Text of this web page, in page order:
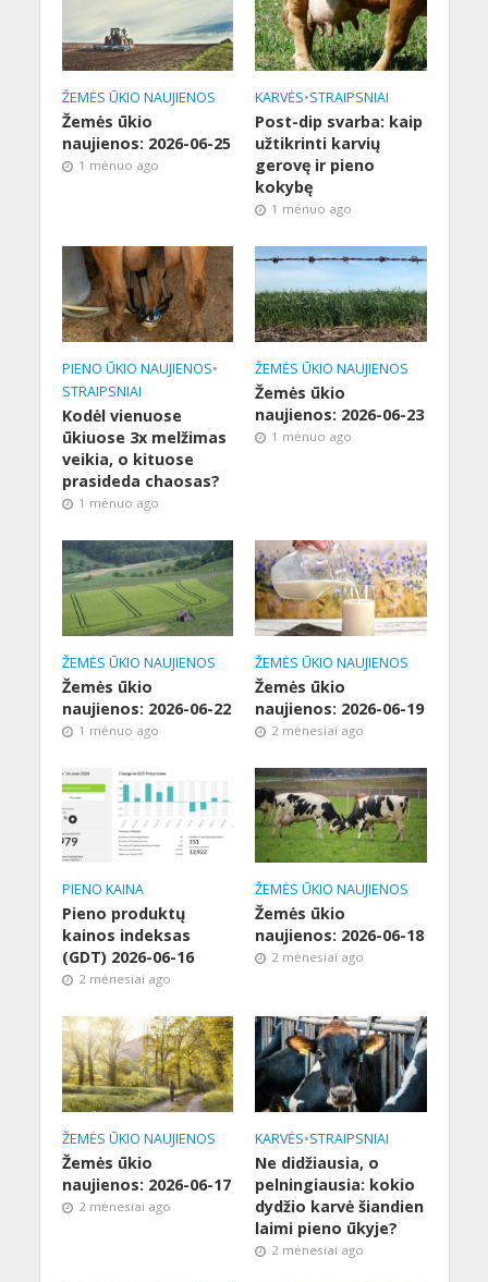
ŽEMĖS ŪKIO NAUJIENOS
Žemės ūkio
naujienos: 2026-06-25
1 mėnuo ago
KARVĖS•STRAIPSNIAI
Post-dip svarba: kaip
užtikrinti karvių
gerovę ir pieno
kokybę
1 mėnuo ago
PIENO ŪKIO NAUJIENOS•
STRAIPSNIAI
Kodėl vienuose
ūkiuose 3x melžimas
veikia, o kituose
prasideda chaosas?
1 mėnuo ago
ŽEMĖS ŪKIO NAUJIENOS
Žemės ūkio
naujienos: 2026-06-23
1 mėnuo ago
ŽEMĖS ŪKIO NAUJIENOS
Žemės ūkio
naujienos: 2026-06-22
1 mėnuo ago
ŽEMĖS ŪKIO NAUJIENOS
Žemės ūkio
naujienos: 2026-06-19
2 mėnesiai ago
PIENO KAINA
Pieno produktų
kainos indeksas
(GDT) 2026-06-16
2 mėnesiai ago
ŽEMĖS ŪKIO NAUJIENOS
Žemės ūkio
naujienos: 2026-06-18
2 mėnesiai ago
ŽEMĖS ŪKIO NAUJIENOS
Žemės ūkio
naujienos: 2026-06-17
2 mėnesiai ago
KARVĖS•STRAIPSNIAI
Ne didžiausia, o
pelningiausia: kokio
dydžio karvė šiandien
laimi pieno ūkyje?
2 mėnesiai ago